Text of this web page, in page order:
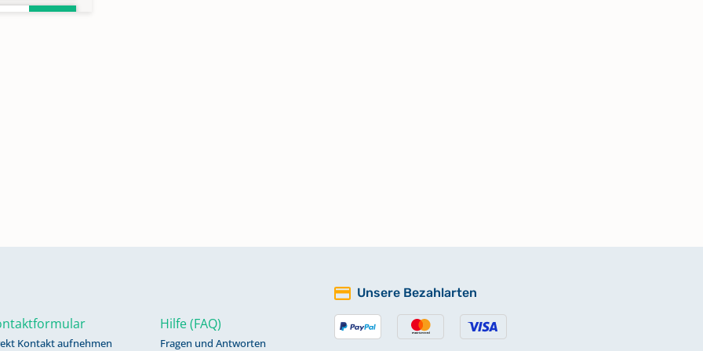
Kontakt aufnehmen
Hilfe (FAQ)
Fragen und Antworten
Unsere Bezahlarten